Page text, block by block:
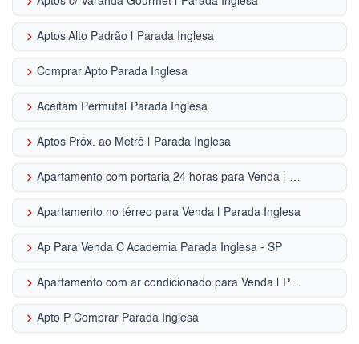
keyboard_arrow_right Aptos Alto Padrão | Parada Inglesa
keyboard_arrow_right Comprar Apto Parada Inglesa
keyboard_arrow_right Aceitam Permuta| Parada Inglesa
keyboard_arrow_right Aptos Próx. ao Metrô | Parada Inglesa
keyboard_arrow_right Apartamento com portaria 24 horas para Venda | Parada Inglesa
keyboard_arrow_right Apartamento no térreo para Venda | Parada Inglesa
keyboard_arrow_right Ap Para Venda C Academia Parada Inglesa - SP
keyboard_arrow_right Apartamento com ar condicionado para Venda | Parada Inglesa
keyboard_arrow_right Apto P Comprar Parada Inglesa